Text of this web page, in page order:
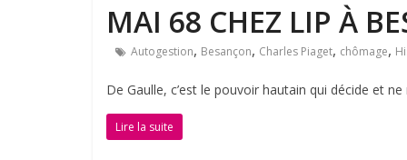
MAI 68 CHEZ LIP À
Autogestion, Besançon, Charles Piaget, chômage,
De Gaulle, c’est le pouvoir hautain qui décide et
Lire la suite